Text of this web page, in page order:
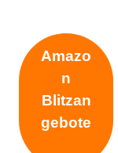
Schreibe
Kommentar
Amazo
n
Blitzan
gebote